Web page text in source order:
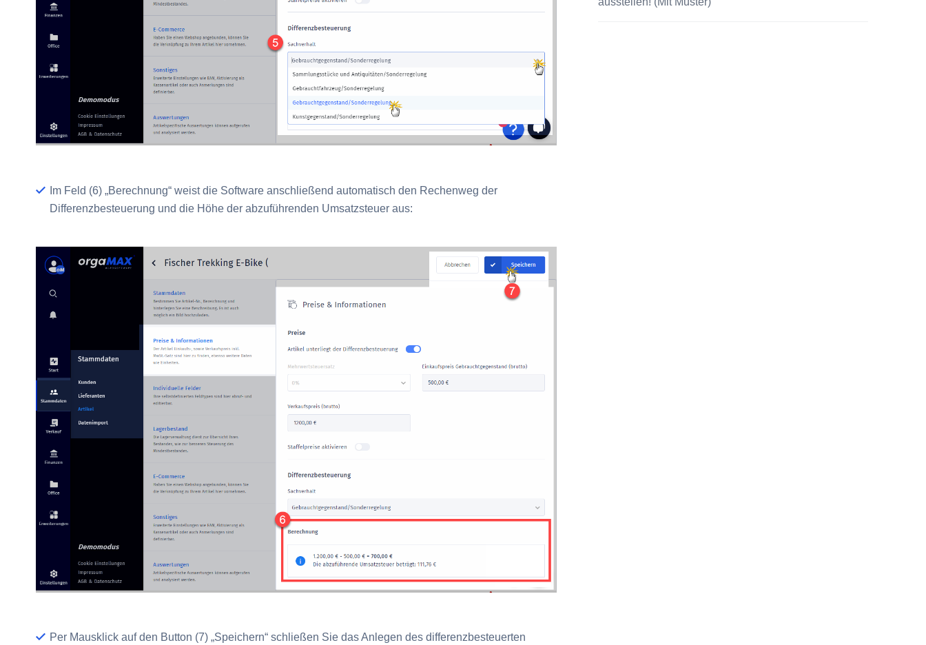
Im Feld (6) „Berechnung“ weist die Software anschließend automatisch den Rechenweg der
Differenzbesteuerung und die Höhe der abzuführenden Umsatzsteuer aus:
Per Mausklick auf den Button (7) „Speichern“ schließen Sie das Anlegen des differenzbesteuerten